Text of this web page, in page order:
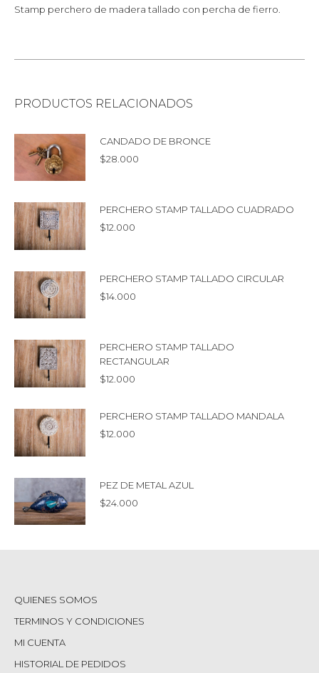
Stamp perchero de madera tallado con percha de fierro.
PRODUCTOS RELACIONADOS
CANDADO DE BRONCE
$28.000
PERCHERO STAMP TALLADO CUADRADO
$12.000
PERCHERO STAMP TALLADO CIRCULAR
$14.000
PERCHERO STAMP TALLADO
RECTANGULAR
$12.000
PERCHERO STAMP TALLADO MANDALA
$12.000
PEZ DE METAL AZUL
$24.000
QUIENES SOMOS
TERMINOS Y CONDICIONES
MI CUENTA
HISTORIAL DE PEDIDOS